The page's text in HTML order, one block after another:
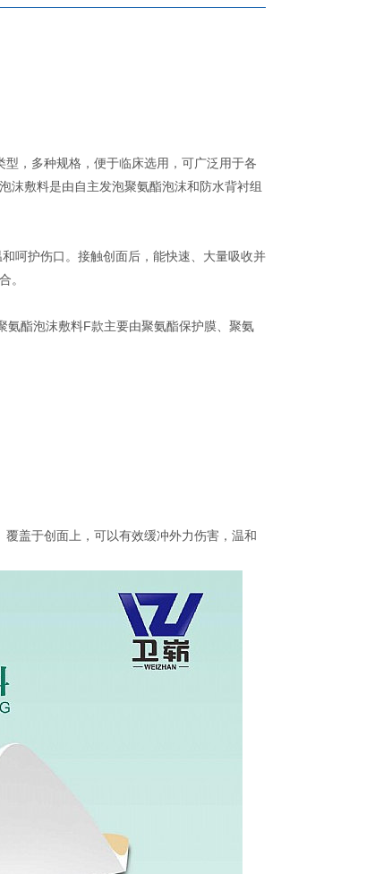
，多种规格，便于临床选用，可广泛用于各
沫敷料是由自主发泡聚氨酯泡沫和防水背衬组
呵护伤口。接触创面后，能快速、大量吸收并
。
氨酯泡沫敷料F款主要由聚氨酯保护膜、聚氨
盖于创面上，可以有效缓冲外力伤害，温和